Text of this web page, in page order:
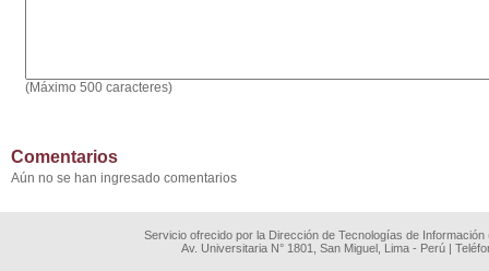
(Máximo 500 caracteres)
Comentarios
Aún no se han ingresado comentarios
Servicio ofrecido por la Dirección de Tecnologías de
Av. Universitaria N° 1801, San Miguel, Lima - Perú |